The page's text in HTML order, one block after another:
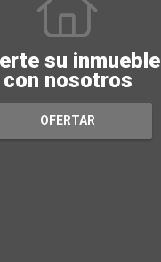
su inmueble
con nosotros
OFERTAR